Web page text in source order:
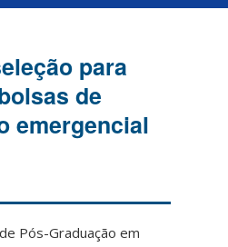
para
de
emergencial
Pós-Graduação em